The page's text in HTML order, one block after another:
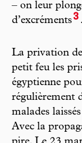
– on leur
d’excréments3 .
La privation
petit feu les
égyptienne
régulièrement
malades
Avec la